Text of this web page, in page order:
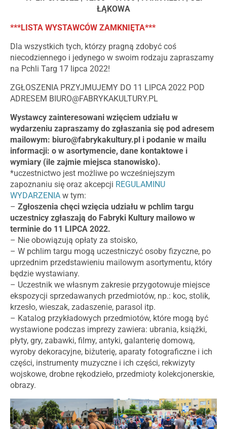
ŁĄKOWA
***LISTA WYSTAWCÓW ZAMKNIĘTA***
Dla wszystkich tych, którzy pragną zdobyć coś
niecodziennego i jedynego w swoim rodzaju zapraszamy
na Pchli Targ 17 lipca 2022!
ZGŁOSZENIA PRZYJMUJEMY DO 11 LIPCA 2022 POD
ADRESEM BIURO@FABRYKAKULTURY.PL
Wystawcy zainteresowani wzięciem udziału w
wydarzeniu zapraszamy do zgłaszania się pod adresem
mailowym: biuro@fabrykakultury.pl i podanie w mailu
informacji: o w asortymencie, dane kontaktowe i
wymiary (ile zajmie miejsca stanowisko).
*uczestnictwo jest możliwe po wcześniejszym
zapoznaniu się oraz akcepcji REGULAMINU
WYDARZENIA w tym:
– Zgłoszenia chęci wzięcia udziału w pchlim targu
uczestnicy zgłaszają do Fabryki Kultury mailowo w
terminie do 11 LIPCA 2022.
– Nie obowiązują opłaty za stoisko,
– W pchlim targu mogą uczestniczyć osoby fizyczne, po
uprzednim przedstawieniu mailowym asortymentu, który
będzie wystawiany.
– Uczestnik we własnym zakresie przygotowuje miejsce
ekspozycji sprzedawanych przedmiotów, np.: koc, stolik,
krzesło, wieszak, zadaszenie, parasol itp.
– Katalog przykładowych przedmiotów, które mogą być
wystawione podczas imprezy zawiera: ubrania, książki,
płyty, gry, zabawki, filmy, antyki, galanterię domową,
wyroby dekoracyjne, biżuterię, aparaty fotograficzne i ich
części, instrumenty muzyczne i ich części, rekwizyty
wojskowe, drobne rękodzieło, przedmioty kolekcjonerskie,
obrazy.